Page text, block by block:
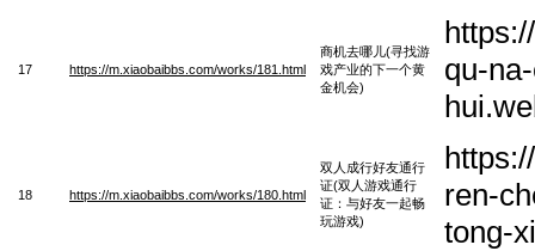
17 https://m.xiaobaibbs.com/works/181.html
商机去哪儿(寻找游
戏产业的下一个黄
金机会)
qu-
18 https://m.xiaobaibbs.com/works/180.html
双人成行好友通行
证(双人游戏通行
证：与好友一起畅
玩游戏)
ren-
tong-